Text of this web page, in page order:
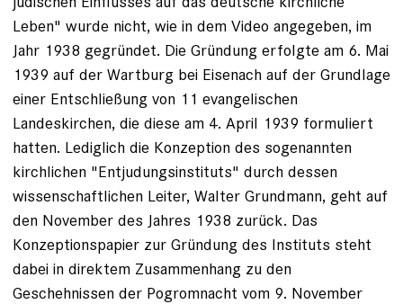
Leben" wurde nicht, wie in dem Video angegeben, im
Jahr 1938 gegründet. Die Gründung erfolgte am 6. Mai
1939 auf der Wartburg bei Eisenach auf der Grundlage
einer Entschließung von 11 evangelischen
Landeskirchen, die diese am 4. April 1939 formuliert
hatten. Lediglich die Konzeption des sogenannten
kirchlichen "Entjudungsinstituts" durch dessen
wissenschaftlichen Leiter, Walter Grundmann, geht auf
den November des Jahres 1938 zurück. Das
Konzeptionspapier zur Gründung des Instituts steht
dabei in direktem Zusammenhang zu den
Geschehnissen der Pogromnacht vom 9. November